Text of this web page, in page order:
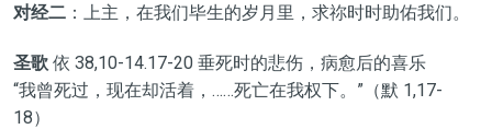
对经二：上主，在我们毕生的岁月里，求祢时时助佑我们。
圣歌依 38,10-14.17-20 垂死时的悲伤，病愈后的喜乐
“我曾死过，现在却活着，……死亡在我权下。”（默 1,17-
18）